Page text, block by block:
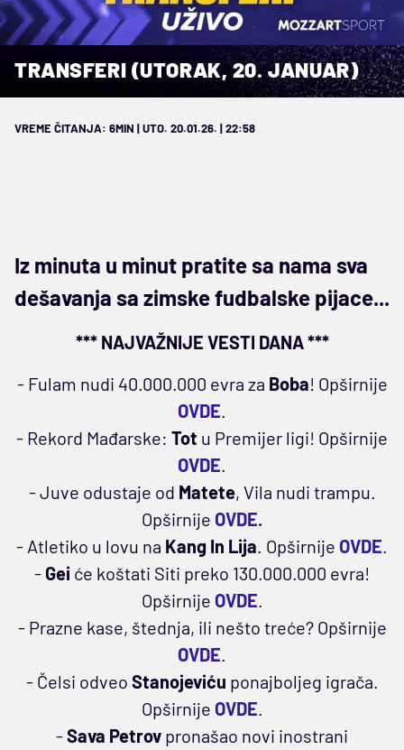
TRANSFERI (UTORAK, 20. JANUAR)
VREME ČITANJA: 6MIN | UTO. 20.01.26. | 22:58
Iz minuta u minut pratite sa nama sva
dešavanja sa zimske fudbalske pijace...
*** NAJVAŽNIJE VESTI DANA ***
- Fulam nudi 40.000.000 evra za Boba! Opširnije
OVDE.
- Rekord Mađarske: Tot u Premijer ligi! Opširnije
OVDE.
- Juve odustaje od Matete, Vila nudi trampu.
Opširnije OVDE.
- Atletiko u lovu na Kang In Lija. Opširnije OVDE.
- Gei će koštati Siti preko 130.000.000 evra!
Opširnije OVDE.
- Prazne kase, štednja, ili nešto treće? Opširnije
OVDE.
- Čelsi odveo Stanojeviću ponajboljeg igrača.
Opširnije OVDE.
- Sava Petrov pronašao novi inostrani